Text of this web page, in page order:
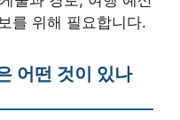
를 위해 필요합니다.
어떤 것이 있나